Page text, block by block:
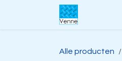
Overslaan naar inhoud
Alle producten